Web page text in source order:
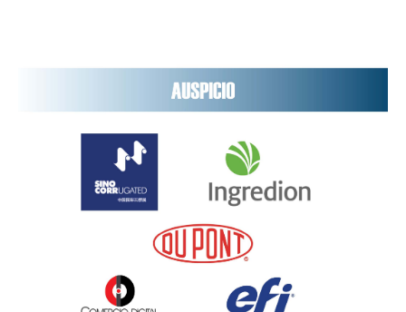
content/plugins/simple-lightbox-gallery/simple-lightbox-
on line 254